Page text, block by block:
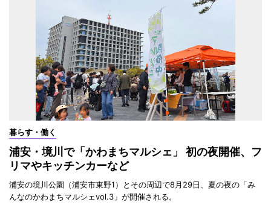
暮らす・働く
浦安・境川で「かわまちマルシェ」 初の夜開催、フ
リマやキッチンカーなど
浦安の境川公園（浦安市東野1）とその周辺で8月29日、夏の夜の「み
んなのかわまちマルシェvol.3」が開催される。